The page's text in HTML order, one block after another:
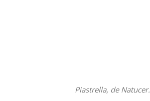
Piastrella, de Natucer.